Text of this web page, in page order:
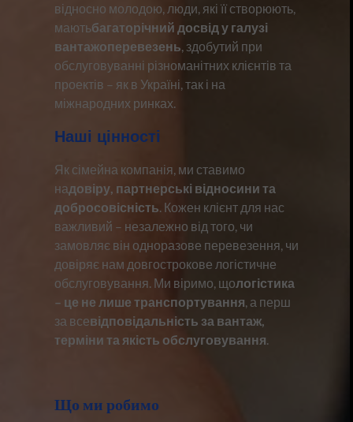
відносно молодою, люди, які її створюють,
маютьбагаторічний досвід у галузі
вантажоперевезень, здобутий при
обслуговуванні різноманітних клієнтів та
проектів – як в Україні, так і на
міжнародних ринках.
Наші цінності
Як сімейна компанія, ми ставимо
надовіру, партнерські відносини та
добросовісність. Кожен клієнт для нас
важливий – незалежно від того, чи
замовляє він одноразове перевезення, чи
довіряє нам довгострокове логістичне
обслуговування. Ми віримо, щологістика
– це не лише транспортування, а перш
за всевідповідальність за вантаж,
терміни та якість обслуговування.
Що ми робимо